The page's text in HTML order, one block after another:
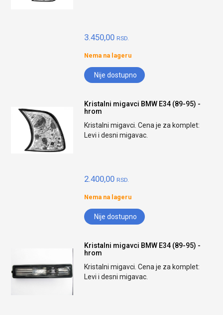
3.450,00 RSD.
Nema na lageru
Nije dostupno
Kristalni migavci BMW E34 (89-95) -
hrom
Kristalni migavci. Cena je za komplet:
Levi i desni migavac.
2.400,00 RSD.
Nema na lageru
Nije dostupno
Kristalni migavci BMW E34 (89-95) -
hrom
Kristalni migavci. Cena je za komplet:
Levi i desni migavac.